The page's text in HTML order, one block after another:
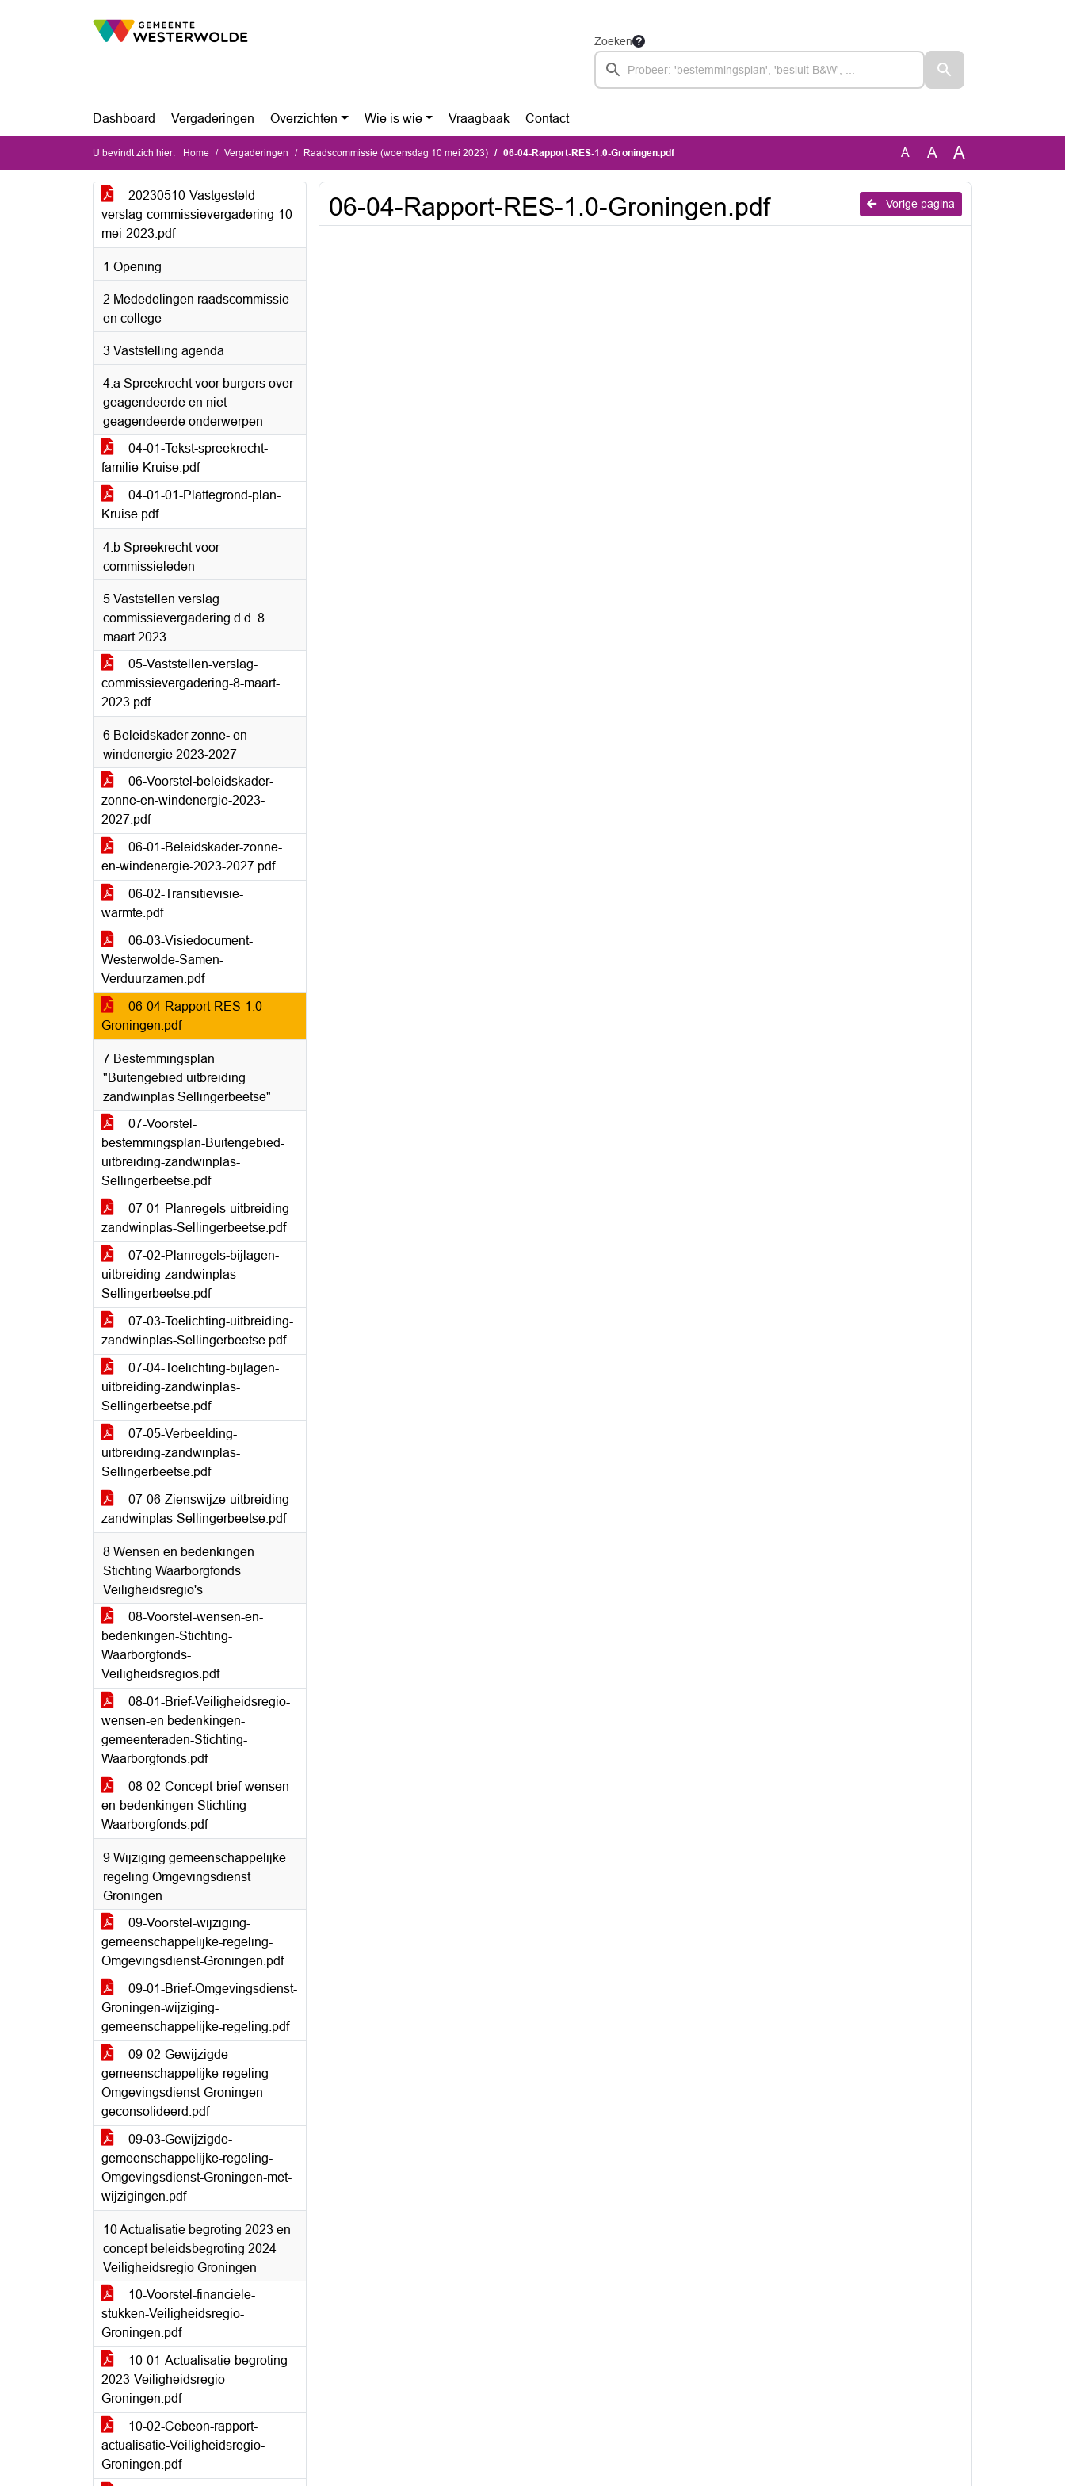
Ga naar de inhoud van deze pagina
Ga naar het zoeken
Ga naar het menu
Zoeken
Dashboard Vergaderingen Overzichten Wie is wie Vraagbaak Contact
U bevindt zich hier: Home Vergaderingen Raadscommissie (woensdag 10 mei 2023) 06-04-Rapport-RES-1.0-Groningen.pdf A A A
20230510-Vastgesteld-
verslag-commissievergadering-10-
mei-2023.pdf
1 Opening
2 Mededelingen raadscommissie
en college
3 Vaststelling agenda
4.a Spreekrecht voor burgers over
geagendeerde en niet
geagendeerde onderwerpen
04-01-Tekst-spreekrecht-
familie-Kruise.pdf
04-01-01-Plattegrond-plan-
Kruise.pdf
4.b Spreekrecht voor
commissieleden
5 Vaststellen verslag
commissievergadering d.d. 8
maart 2023
05-Vaststellen-verslag-
commissievergadering-8-maart-
2023.pdf
6 Beleidskader zonne- en
windenergie 2023-2027
06-Voorstel-beleidskader-
zonne-en-windenergie-2023-
2027.pdf
06-01-Beleidskader-zonne-
en-windenergie-2023-2027.pdf
06-02-Transitievisie-
warmte.pdf
06-03-Visiedocument-
Westerwolde-Samen-
Verduurzamen.pdf
06-04-Rapport-RES-1.0-
Groningen.pdf
7 Bestemmingsplan
"Buitengebied uitbreiding
zandwinplas Sellingerbeetse"
07-Voorstel-
bestemmingsplan-Buitengebied-
uitbreiding-zandwinplas-
Sellingerbeetse.pdf
07-01-Planregels-uitbreiding-
zandwinplas-Sellingerbeetse.pdf
07-02-Planregels-bijlagen-
uitbreiding-zandwinplas-
Sellingerbeetse.pdf
07-03-Toelichting-uitbreiding-
zandwinplas-Sellingerbeetse.pdf
07-04-Toelichting-bijlagen-
uitbreiding-zandwinplas-
Sellingerbeetse.pdf
07-05-Verbeelding-
uitbreiding-zandwinplas-
Sellingerbeetse.pdf
07-06-Zienswijze-uitbreiding-
zandwinplas-Sellingerbeetse.pdf
8 Wensen en bedenkingen
Stichting Waarborgfonds
Veiligheidsregio's
08-Voorstel-wensen-en-
bedenkingen-Stichting-
Waarborgfonds-
Veiligheidsregios.pdf
08-01-Brief-Veiligheidsregio-
wensen-en bedenkingen-
gemeenteraden-Stichting-
Waarborgfonds.pdf
08-02-Concept-brief-wensen-
en-bedenkingen-Stichting-
Waarborgfonds.pdf
9 Wijziging gemeenschappelijke
regeling Omgevingsdienst
Groningen
09-Voorstel-wijziging-
gemeenschappelijke-regeling-
Omgevingsdienst-Groningen.pdf
09-01-Brief-Omgevingsdienst-
Groningen-wijziging-
gemeenschappelijke-regeling.pdf
09-02-Gewijzigde-
gemeenschappelijke-regeling-
Omgevingsdienst-Groningen-
geconsolideerd.pdf
09-03-Gewijzigde-
gemeenschappelijke-regeling-
Omgevingsdienst-Groningen-met-
wijzigingen.pdf
10 Actualisatie begroting 2023 en
concept beleidsbegroting 2024
Veiligheidsregio Groningen
10-Voorstel-financiele-
stukken-Veiligheidsregio-
Groningen.pdf
10-01-Actualisatie-begroting-
2023-Veiligheidsregio-
Groningen.pdf
10-02-Cebeon-rapport-
actualisatie-Veiligheidsregio-
Groningen.pdf
Vorige pagina
06-04-Rapport-RES-1.0-Groningen.pdf